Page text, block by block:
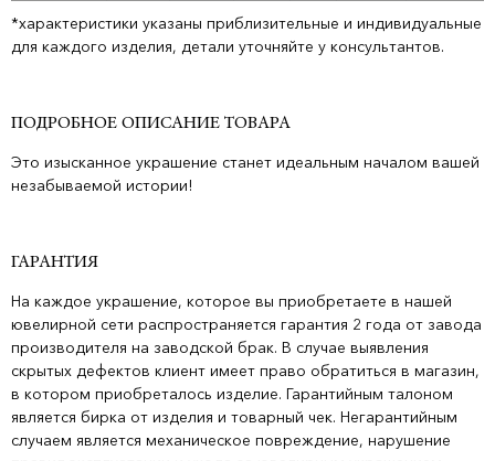
*характеристики указаны приблизительные и индивидуальные
для каждого изделия, детали уточняйте у консультантов.
ПОДРОБНОЕ ОПИСАНИЕ ТОВАРА
Это изысканное украшение станет идеальным началом вашей
незабываемой истории!
ГАРАНТИЯ
На каждое украшение, которое вы приобретаете в нашей
ювелирной сети распространяется гарантия 2 года от завода
производителя на заводской брак. В случае выявления
скрытых дефектов клиент имеет право обратиться в магазин,
в котором приобреталось изделие. Гарантийным талоном
является бирка от изделия и товарный чек. Негарантийным
случаем является механическое повреждение, нарушение